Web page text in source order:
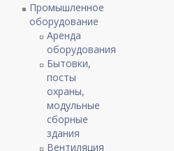
Промышленное
оборудование
Аренда
оборудования
Бытовки,
посты
охраны,
модульные
сборные
здания
Вентиляция